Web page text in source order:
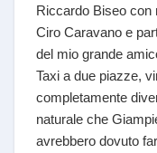
Riccardo Biseo con
Ciro Caravano e
del mio grande
Taxi a due piazze,
completamente
naturale che
avrebbero dovuto